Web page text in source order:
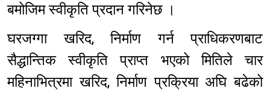
बमोजिम स्वीकृति प्रदान गरिनेछ ।
घरजग्गा खरिद, निर्माण गर्न प्राधिकरणबाट
सैद्धान्तिक स्वीकृति प्राप्त भएको मितिले चार
महिनाभित्रमा खरिद, निर्माण प्रक्रिया अघि बढेको